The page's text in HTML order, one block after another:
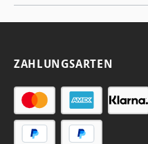
ZAHLUNGSARTEN